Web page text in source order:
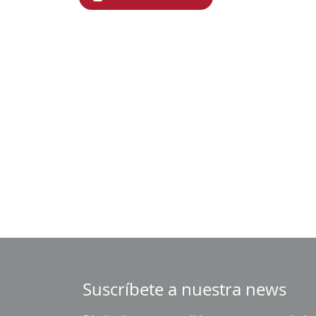
Suscríbete a nuestra news